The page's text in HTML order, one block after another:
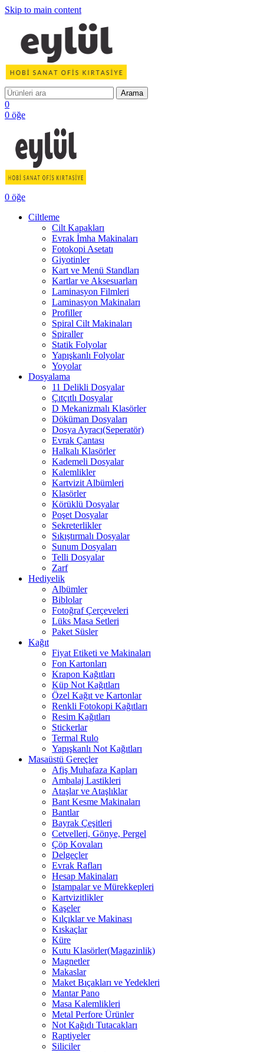
Skip to main content
Arama
0
0 öğe
0 öğe
Ciltleme
Cilt Kapakları
Evrak İmha Makinaları
Fotokopi Asetatı
Giyotinler
Kart ve Menü Standları
Kartlar ve Aksesuarları
Laminasyon Filmleri
Laminasyon Makinaları
Profiller
Spiral Cilt Makinaları
Spiraller
Statik Folyolar
Yapışkanlı Folyolar
Yoyolar
Dosyalama
11 Delikli Dosyalar
Çıtçıtlı Dosyalar
D Mekanizmalı Klasörler
Döküman Dosyaları
Dosya Ayracı(Seperatör)
Evrak Çantası
Halkalı Klasörler
Kademeli Dosyalar
Kalemlikler
Kartvizit Albümleri
Klasörler
Körüklü Dosyalar
Poşet Dosyalar
Sekreterlikler
Sıkıştırmalı Dosyalar
Sunum Dosyaları
Telli Dosyalar
Zarf
Hediyelik
Albümler
Biblolar
Fotoğraf Çerçeveleri
Lüks Masa Setleri
Paket Süsler
Kağıt
Fiyat Etiketi ve Makinaları
Fon Kartonları
Krapon Kağıtları
Küp Not Kağıtları
Özel Kağıt ve Kartonlar
Renkli Fotokopi Kağıtları
Resim Kağıtları
Stickerlar
Termal Rulo
Yapışkanlı Not Kağıtları
Masaüstü Gereçler
Afiş Muhafaza Kapları
Ambalaj Lastikleri
Ataşlar ve Ataşlıklar
Bant Kesme Makinaları
Bantlar
Bayrak Çeşitleri
Cetvelleri, Gönye, Pergel
Çöp Kovaları
Delgeçler
Evrak Rafları
Hesap Makinaları
Istampalar ve Mürekkepleri
Kartvizitlikler
Kaşeler
Kılçıklar ve Makinası
Kıskaçlar
Küre
Kutu Klasörler(Magazinlik)
Magnetler
Makaslar
Maket Bıçakları ve Yedekleri
Mantar Pano
Masa Kalemlikleri
Metal Perfore Ürünler
Not Kağıdı Tutacakları
Raptiyeler
Siliciler